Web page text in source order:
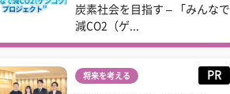
炭素社会を目指す – 「みんなで
減CO2（ゲ...
将来を考える PR